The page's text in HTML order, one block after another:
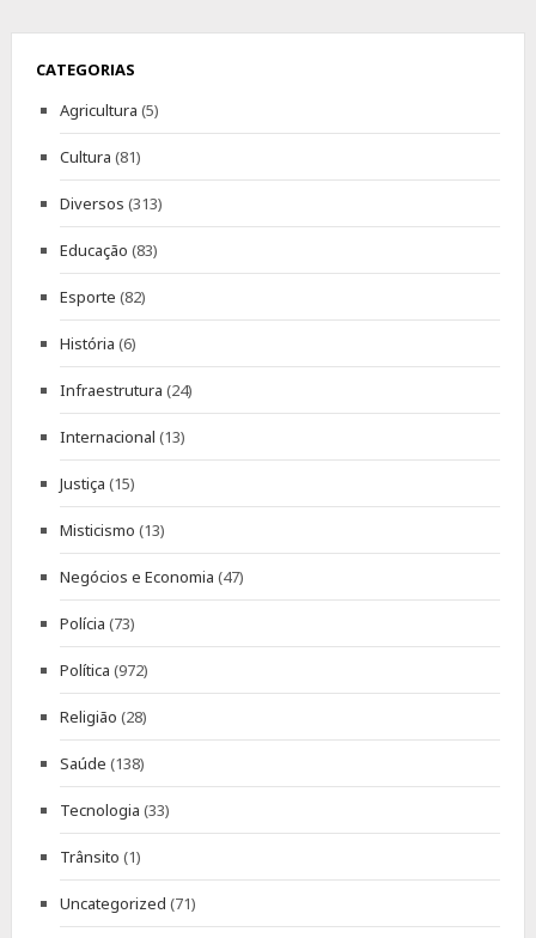
CATEGORIAS
Agricultura (5)
Cultura (81)
Diversos (313)
Educação (83)
Esporte (82)
História (6)
Infraestrutura (24)
Internacional (13)
Justiça (15)
Misticismo (13)
Negócios e Economia (47)
Polícia (73)
Política (972)
Religião (28)
Saúde (138)
Tecnologia (33)
Trânsito (1)
Uncategorized (71)